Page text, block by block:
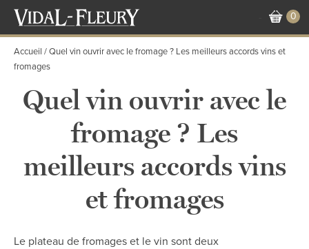
Aller
contenu
principal
0
Accueil
Quel vin ouvrir avec le fromage ? Les meilleurs accords vins et
fromages
Quel vin ouvrir avec le
fromage ? Les
meilleurs accords vins
et fromages
Le plateau de fromages et le vin sont deux